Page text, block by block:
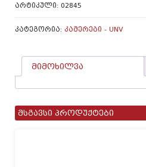
ᲐᲠᲢᲘᲙᲣᲚᲘ: 02845
ᲙᲐᲢᲔᲒᲝᲠᲘᲐ: ᲙᲐᲛᲔᲠᲔᲑᲘ - UNV
მიმოხილვა
მსგავსი პროდუქტები